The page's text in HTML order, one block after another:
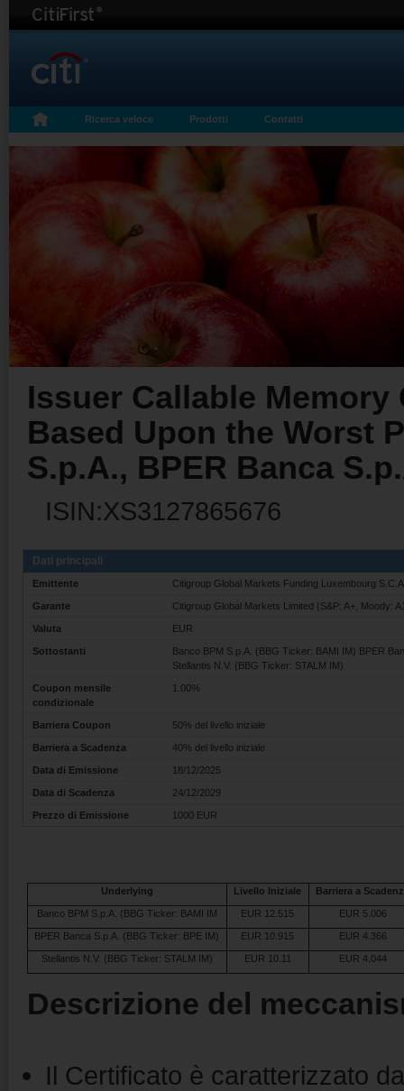
Ricerca veloce Prodotti Contatti
Issuer Callable
Based Upon the Worst
S.p.A., BPER Banca
ISIN:XS3127865676
Dati principali
Emittente Citigroup Global Markets Funding Luxembourg
Garante Citigroup Global Markets Limited (S&P: A+, Moody:
Valuta EUR
Sottostanti
Banco BPM S.p.A. (BBG Ticker: BAMI IM) BPER
Stellantis N.V. (BBG Ticker: STALM IM)
Coupon mensile
condizionale
1.00%
Barriera Coupon 50% del livello iniziale
Barriera a Scadenza 40% del livello iniziale
Data di Emissione 18/12/2025
Data di Scadenza 24/12/2029
Prezzo di Emissione 1000 EUR
Underlying Livello Iniziale Barriera a
Banco BPM S.p.A. (BBG Ticker: BAMI IM EUR 12.515 EUR 5.006
BPER Banca S.p.A. (BBG Ticker: BPE IM) EUR 10.915 EUR 4.366
Stellantis N.V. (BBG Ticker: STALM IM) EUR 10.11 EUR 4.044
Descrizione del
Il Certificato è caratterizzato